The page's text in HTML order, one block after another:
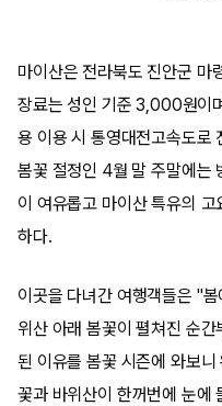
마이산은 전라북도 진안군 마
장료는 성인 기준 3,000원이
용 이용 시 통영대전고속도로
봄꽃 절정인 4월 말 주말에는
이 여유롭고 마이산 특유의
하다.
이곳을 다녀간 여행객들은 "
위산 아래 봄꽃이 펼쳐진 순
된 이유를 봄꽃 시즌에 와보
꽃과 바위산이 한꺼번에 눈에